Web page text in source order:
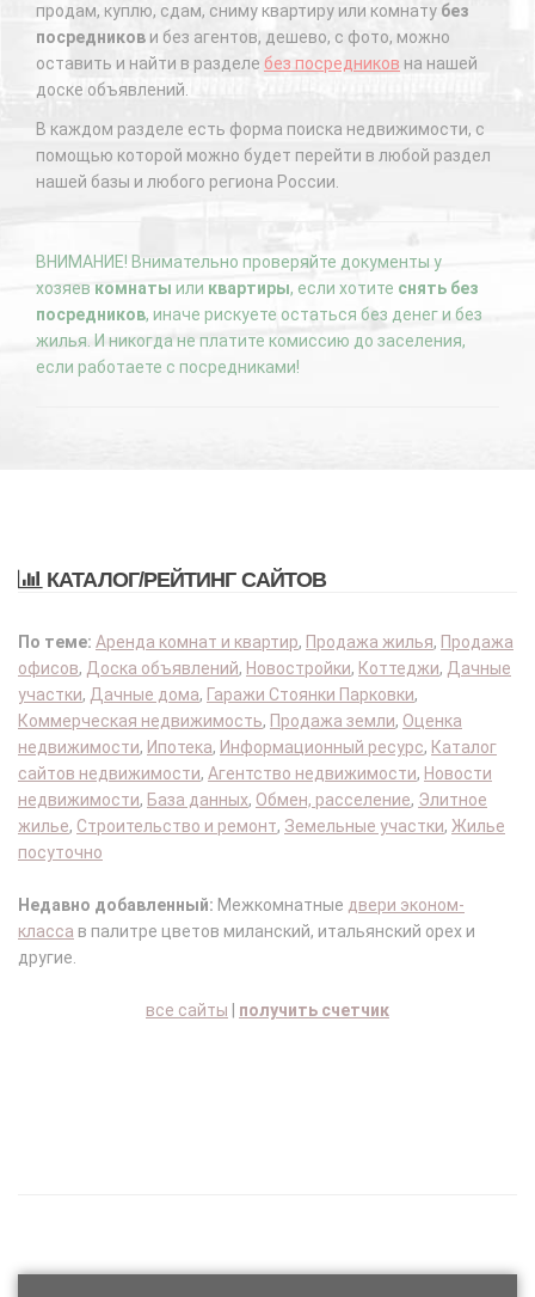
продам, куплю, сдам, сниму квартиру или комнату без
посредников и без агентов, дешево, с фото, можно
оставить и найти в разделе без посредников на нашей
доске объявлений.
В каждом разделе есть форма поиска недвижимости, с
помощью которой можно будет перейти в любой раздел
нашей базы и любого региона России.
ВНИМАНИЕ! Внимательно проверяйте документы у
хозяев комнаты или квартиры, если хотите снять без
посредников, иначе рискуете остаться без денег и без
жилья. И никогда не платите комиссию до заселения,
если работаете с посредниками!
КАТАЛОГ/РЕЙТИНГ САЙТОВ
По теме: Аренда комнат и квартир, Продажа жилья, Продажа
офисов, Доска объявлений, Новостройки, Коттеджи, Дачные
участки, Дачные дома, Гаражи Стоянки Парковки,
Коммерческая недвижимость, Продажа земли, Оценка
недвижимости, Ипотека, Информационный ресурс, Каталог
сайтов недвижимости, Агентство недвижимости, Новости
недвижимости, База данных, Обмен, расселение, Элитное
жилье, Строительство и ремонт, Земельные участки, Жилье
посуточно
Недавно добавленный: Межкомнатные двери эконом-
класса в палитре цветов миланский, итальянский орех и
другие.
все сайты получить счетчик